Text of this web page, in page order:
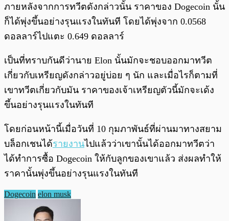
ภายหลังจากการทวีตดังกล่าวนั้น ราคาของ Dogecoin นั้น
ก็ได้พุ่งขึ้นอย่างรุนแรงในทันที โดยได้พุ่งจาก 0.0568
ดอลลาร์ไปแตะ 0.649 ดอลลาร์
เป็นที่ทราบกันดีว่านาย Elon นั้นมักจะชอบออกมาทวีต
เกี่ยวกับเหรียญดังกล่าวอยู่บ่อย ๆ นัก และเมื่อไรก็ตามที่
เขาทวีตเกี่ยวกับมัน ราคาของเจ้าเหรียญตัวนี้มักจะเด้ง
ขึ้นอย่างรุนแรงในทันที
โดยก่อนหน้านี้เมื่อวันที่ 10 กุมภาพันธ์ที่ผ่านมาทางสยาม
บล็อกเชนได้รายงานไปแล้วว่าเขานั้นได้ออกมาทวีตว่า
ได้ทำการซื้อ Dogecoin ให้กับลูกของเขาแล้ว ส่งผลทำให้
ราคานั้นพุ่งขึ้นอย่างรุนแรงในทันที
Dogecoin elon musk